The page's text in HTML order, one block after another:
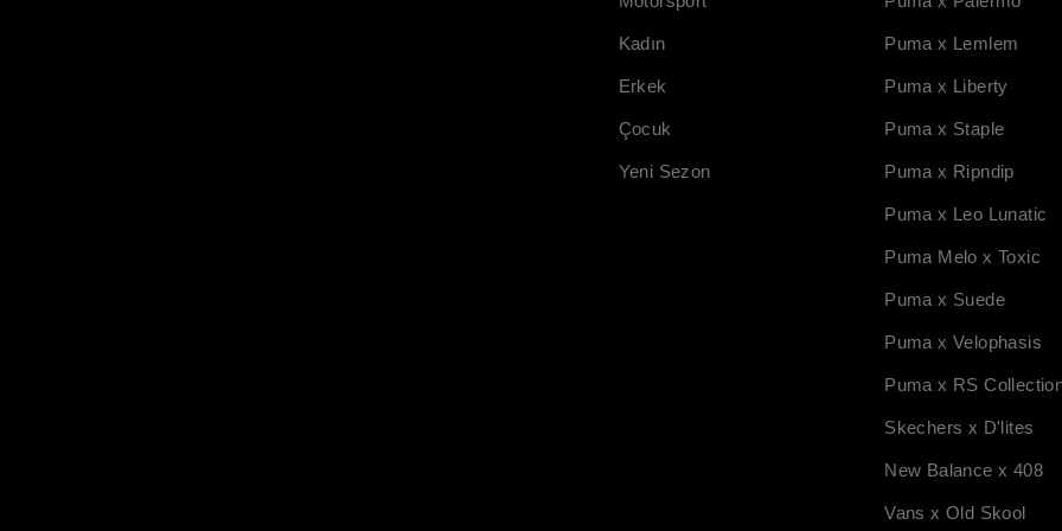
Kadın
Erkek
Çocuk
Yeni Sezon
Puma x Lemlem
Puma x Liberty
Puma x Staple
Puma x Ripndip
Puma x Leo Lunatic
Puma Melo x Toxic
Puma x Suede
Puma x Velophasis
Puma x RS
Skechers x D'lites
New Balance x 408
Vans x Old Skool